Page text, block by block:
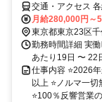
交通・アクセス
秋葉原駅徒歩10分
月給280,000円～
東京都東京23区
勤務時間詳細 実
あたり19日 〜 22
仕事内容 ⭐2026
以上 ⭐ノルマ一
⭐100％反響営業